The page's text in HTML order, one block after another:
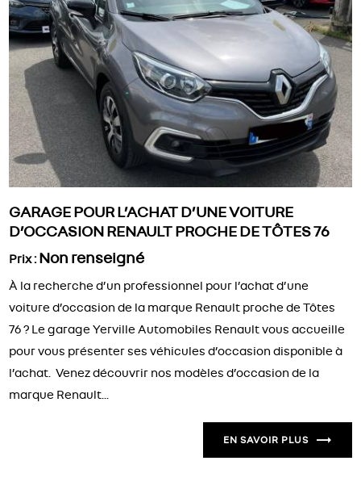
GARAGE POUR L’ACHAT D’UNE VOITURE
D’OCCASION RENAULT PROCHE DE TÔTES 76
Prix : Non renseigné
À la recherche d’un professionnel pour l’achat d’une
voiture d’occasion de la marque Renault proche de Tôtes
76 ? Le garage Yerville Automobiles Renault vous accueille
pour vous présenter ses véhicules d’occasion disponible à
l’achat. Venez découvrir nos modèles d’occasion de la
marque Renault...
EN SAVOIR PLUS